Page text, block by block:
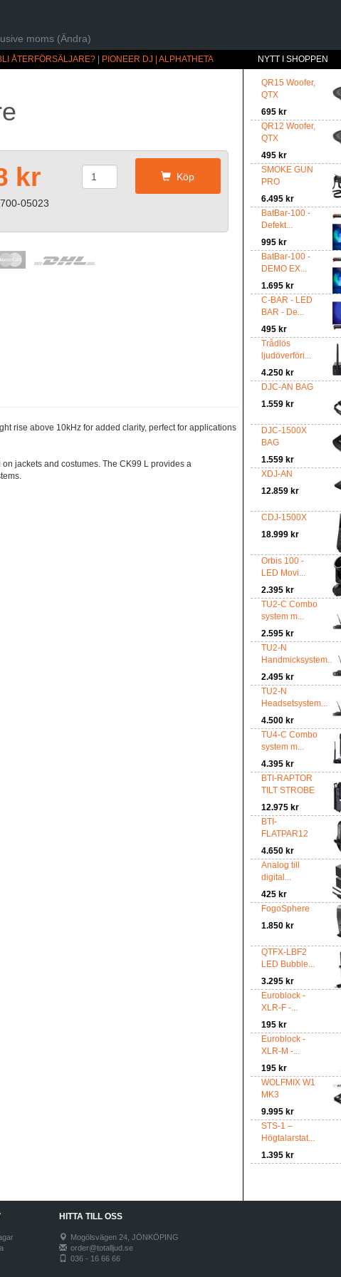
moms (Ändra)
ÅTERFÖRSÄLJARE? PIONEER DJ | ALPHATHETA NYTT I SHOPPEN
QR15 Woofer,
QTX
695 kr
QR12 Woofer,
QTX
495 kr
SMOKE GUN
PRO
6.495 kr
BatBar-100 -
Defekt...
995 kr
BatBar-100 -
DEMO EX...
1.695 kr
C-BAR - LED
BAR - De...
495 kr
Trådlös
ljudöverföri...
4.250 kr
DJC-AN BAG
1.559 kr
DJC-1500X
BAG
1.559 kr
XDJ-AN
12.859 kr
CDJ-1500X
18.999 kr
Orbis 100 -
LED Movi...
2.395 kr
TU2-C Combo
system m...
2.595 kr
TU2-N
Handmicksystem...
2.495 kr
TU2-N
Headsetsystem...
4.500 kr
TU4-C Combo
system m...
4.395 kr
BTI-RAPTOR
TILT STROBE
12.975 kr
BTI-
FLATPAR12
4.650 kr
Analog till
digital...
425 kr
FogoSphere
1.850 kr
QTFX-LBF2
LED Bubble...
3.295 kr
Euroblock -
XLR-F -...
195 kr
Euroblock -
XLR-M -...
195 kr
WOLFMIX W1
MK3
9.995 kr
STS-1 –
Högtalarstat...
1.395 kr
kr Köp
05023
rise above 10kHz for added clarity, perfect for applications
jackets and costumes. The CK99 L provides a
HITTA TILL OSS
Mogölsvägen 24, JÖNKÖPING
order@totalljud.se
036 - 16 66 66